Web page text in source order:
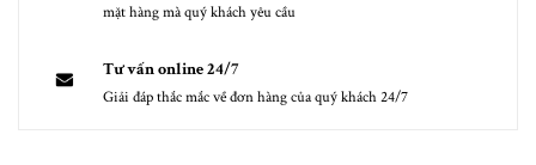
mặt hàng mà quý khách yêu cầu
Tư vấn online 24/7
Giải đáp thắc mắc về đơn hàng của quý khách 24/7